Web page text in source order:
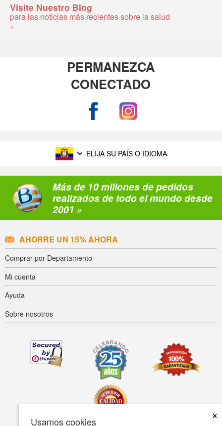
Usamos cookies
×
Visite Nuestro Blog
para las noticias más recientes sobre la salud
»
PERMANEZCA
CONECTADO
ELIJA SU PAÍS O IDIOMA
Más de 10 millones de pedidos
realizados de todo el mundo desde
2001 »
AHORRE UN 15% AHORA
Comprar por Departamento
Mi cuenta
Ayuda
Sobre nosotros